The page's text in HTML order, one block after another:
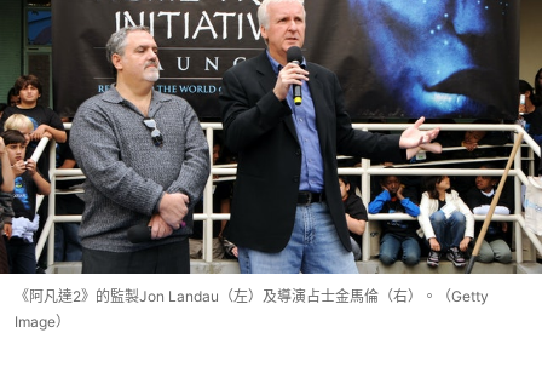
《阿凡達2》的監製Jon Landau（左）及導演占士金馬倫（右）。（Getty
Image）